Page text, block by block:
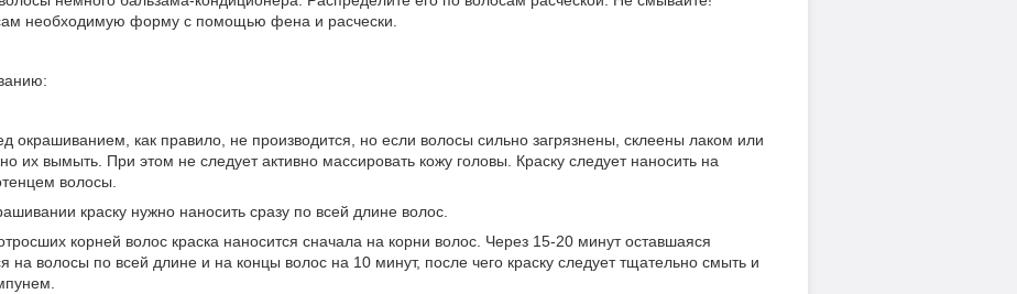
необходимую форму с помощью фена и расчески.
окрашиванием, как правило, не производится, но если волосы сильно загрязнены, склеены лаком или
их вымыть. При этом не следует активно массировать кожу головы. Краску следует наносить на
волосы.
краску нужно наносить сразу по всей длине волос.
корней волос краска наносится сначала на корни волос. Через 15-20 минут оставшаяся
на волосы по всей длине и на концы волос на 10 минут, после чего краску следует тщательно смыть и